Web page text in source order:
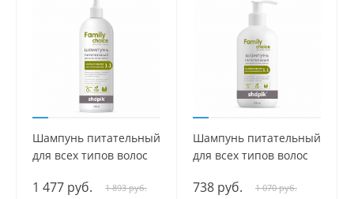
Шампунь питательный
для всех типов волос
Сhoice, 1000 мл.
1 477 руб. 1 893 руб.
Шампунь питательный
для всех типов волос
Сhoice, 500 мл.
738 руб. 1 070 руб.